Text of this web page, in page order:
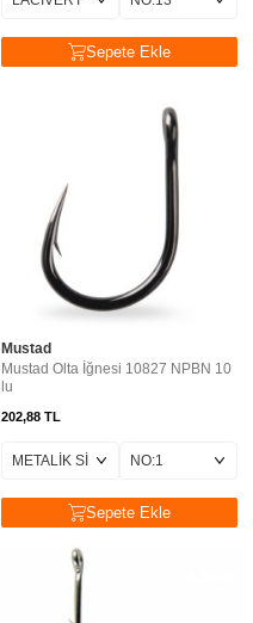
Sepete Ekle
Mustad
Mustad Olta İğnesi 10827 NPBN 10
lu
202,88 TL
Sepete Ekle